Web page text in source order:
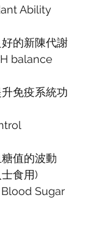
Ability
的新陳代謝
balance
免疫系統功
值的波動
食用)
Sugar